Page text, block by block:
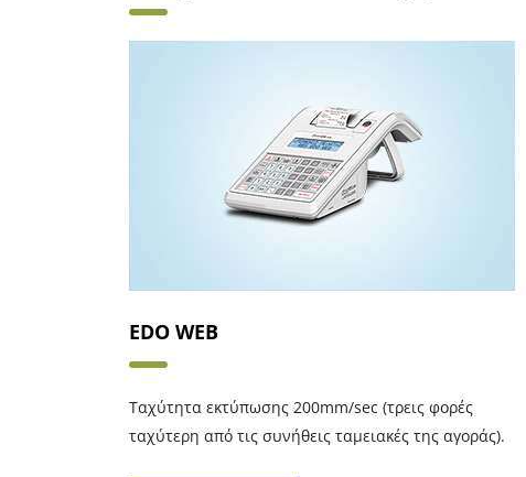
EDO WEB
Ταχύτητα εκτύπωσης 200mm/sec (τρεις φορές
ταχύτερη από τις συνήθεις ταμειακές της αγοράς).